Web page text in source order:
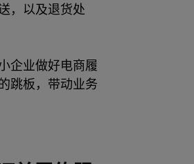
，以及退货处
企业做好电商履
跳板，带动业务